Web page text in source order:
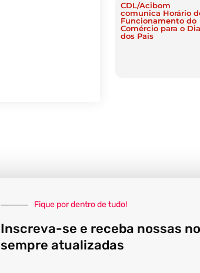
CDL/Acibom
comunica Horário
Funcionamento do
Comércio para o Dia
dos Pais
Fique por dentro de tudo!
Inscreva-se e receba nossas
sempre atualizadas